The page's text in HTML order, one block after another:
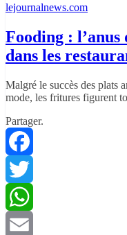
lejournalnews.com
Fooding :
dans les
Malgré le succès des plats
mode, les fritures figurent
Partager.
Facebook
Twitter
WhatsApp